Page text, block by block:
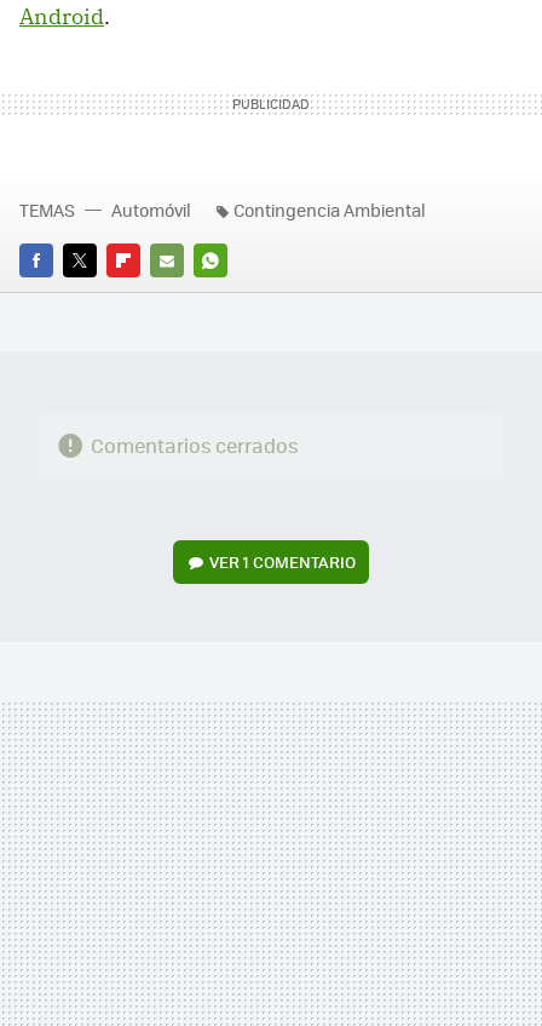
Android.
FACEBOOK
TWITTERFLIPBOARD
E-
WHATSAPP
TEMAS Automóvil Contingencia Ambiental
Comentarios cerrados
VER1 COMENTARIO